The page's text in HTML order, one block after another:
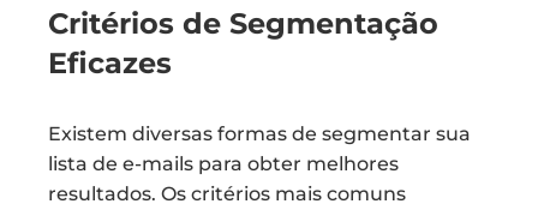
Critérios de Segmentação
Eficazes
Existem diversas formas de segmentar sua
lista de e-mails para obter melhores
resultados. Os critérios mais comuns